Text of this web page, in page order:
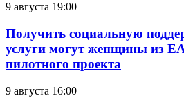
9 августа 19:00
Получить социальную
услуги могут женщины из
пилотного проекта
9 августа 16:00